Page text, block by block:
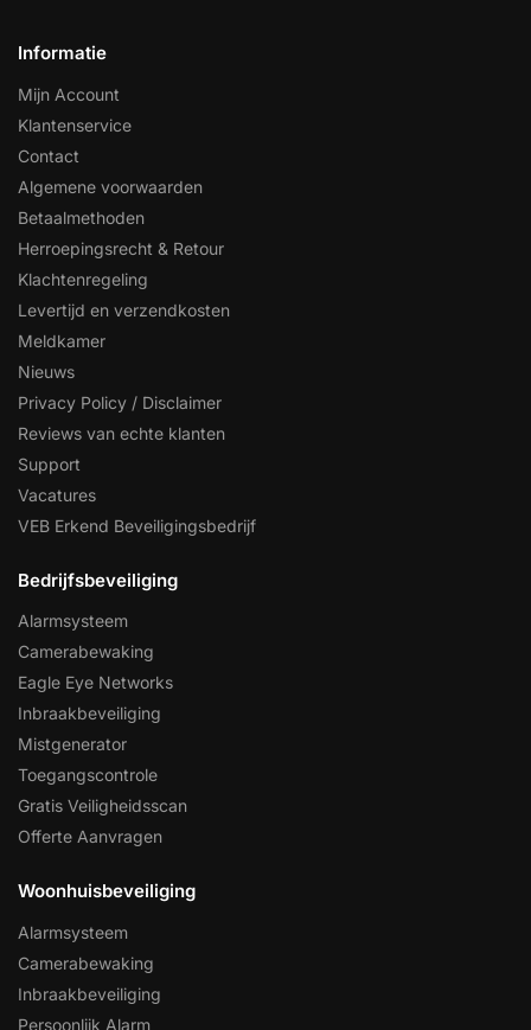
Informatie
Mijn Account
Klantenservice
Contact
Algemene voorwaarden
Betaalmethoden
Herroepingsrecht & Retour
Klachtenregeling
Levertijd en verzendkosten
Meldkamer
Nieuws
Privacy Policy / Disclaimer
Reviews van echte klanten
Support
Vacatures
VEB Erkend Beveiligingsbedrijf
Bedrijfsbeveiliging
Alarmsysteem
Camerabewaking
Eagle Eye Networks
Inbraakbeveiliging
Mistgenerator
Toegangscontrole
Gratis Veiligheidsscan
Offerte Aanvragen
Woonhuisbeveiliging
Alarmsysteem
Camerabewaking
Inbraakbeveiliging
Persoonlijk Alarm